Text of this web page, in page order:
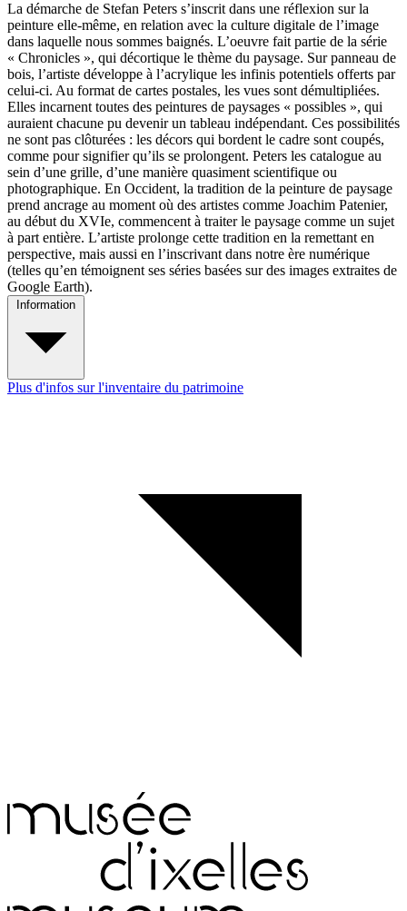
La démarche de Stefan Peters s’inscrit dans une réflexion sur la
peinture elle-même, en relation avec la culture digitale de l’image
dans laquelle nous sommes baignés. L’oeuvre fait partie de la série
« Chronicles », qui décortique le thème du paysage. Sur panneau de
bois, l’artiste développe à l’acrylique les infinis potentiels offerts par
celui-ci. Au format de cartes postales, les vues sont démultipliées.
Elles incarnent toutes des peintures de paysages « possibles », qui
auraient chacune pu devenir un tableau indépendant. Ces possibilités
ne sont pas clôturées : les décors qui bordent le cadre sont coupés,
comme pour signifier qu’ils se prolongent. Peters les catalogue au
sein d’une grille, d’une manière quasiment scientifique ou
photographique. En Occident, la tradition de la peinture de paysage
prend ancrage au moment où des artistes comme Joachim Patenier,
au début du XVIe, commencent à traiter le paysage comme un sujet
à part entière. L’artiste prolonge cette tradition en la remettant en
perspective, mais aussi en l’inscrivant dans notre ère numérique
(telles qu’en témoignent ses séries basées sur des images extraites de
Google Earth).
Information
Plus d'infos sur l'inventaire du patrimoine